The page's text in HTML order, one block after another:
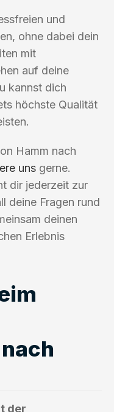
und
ohne dabei dein
mit
auf deine
kannst dich
höchste Qualität
Hamm nach
uns gerne.
dir jederzeit zur
deine Fragen rund
deinen
Erlebnis
der